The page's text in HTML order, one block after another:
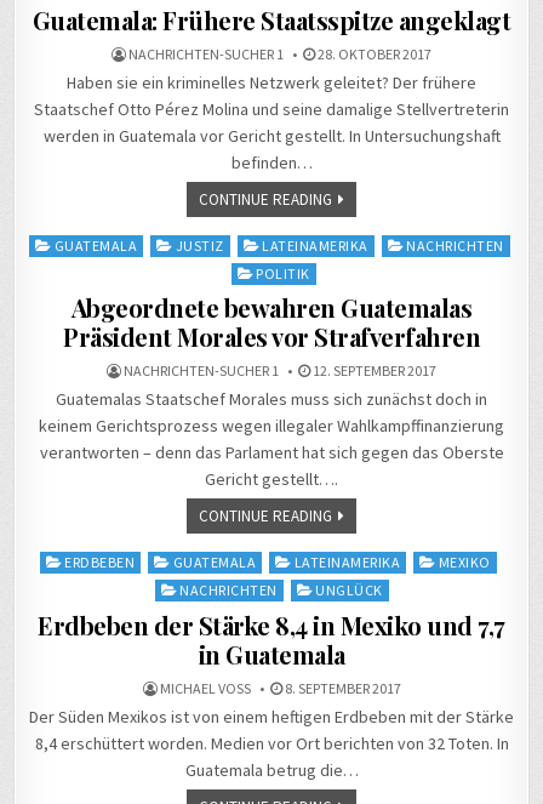
Guatemala: Frühere Staatsspitze angeklagt
NACHRICHTEN-SUCHER 1 28. OKTOBER 2017
Haben sie ein kriminelles Netzwerk geleitet? Der frühere
Staatschef Otto Pérez Molina und seine damalige Stellvertreterin
werden in Guatemala vor Gericht gestellt. In Untersuchungshaft
befinden…
CONTINUE READING
Posted
GUATEMALA JUSTIZ LATEINAMERIKA
NACHRICHTEN
POLITIK
Abgeordnete bewahren Guatemalas
Präsident Morales vor Strafverfahren
NACHRICHTEN-SUCHER 1 12. SEPTEMBER 2017
Guatemalas Staatschef Morales muss sich zunächst doch in
keinem Gerichtsprozess wegen illegaler Wahlkampffinanzierung
verantworten – denn das Parlament hat sich gegen das Oberste
Gericht gestellt….
CONTINUE READING
PostedERDBEBEN GUATEMALA LATEINAMERIKA
MEXIKO
NACHRICHTEN
UNGLÜCK
Erdbeben der Stärke 8,4 in Mexiko und 7,7
in Guatemala
MICHAEL VOSS 8. SEPTEMBER 2017
Der Süden Mexikos ist von einem heftigen Erdbeben mit der Stärke
8,4 erschüttert worden. Medien vor Ort berichten von 32 Toten. In
Guatemala betrug die…